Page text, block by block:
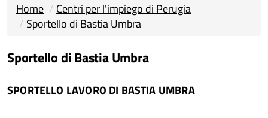
Home
Centri per l'impiego di Perugia
Sportello di Bastia Umbra
Sportello di Bastia Umbra
SPORTELLO LAVORO DI BASTIA UMBRA